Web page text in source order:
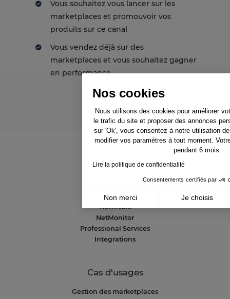
Nos cookies
Nous utilisons des cookies pour améliorer
le trafic du site et proposer des annonces
sur 'Ok', vous consentez à notre utilisation
modifier vos paramètres à tout moment.
pendant 6 mois.
Lire la politique de confidentialité
Consentements certifiés par
Non merci
Je choisis
Axeptio consent
Plateforme de Gestion du Consentement :
Notre plateforme vous permet d'adapter et
Vous souhaitez vous lancer sur les
marketplaces et promouvoir vos
produits sur ce canal
Vous vendez déjà sur des
marketplaces et vous souhaitez gagner
en performance
Solutions
NetMarkets
NetRivals
NetMonitor
Professional Services
Integrations
Cas d'usages
Gestion des marketplaces